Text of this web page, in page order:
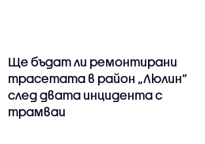
Ще бъдат ли ремонтирани
трасетата в район „Люлин”
след двата инцидента с
трамваи